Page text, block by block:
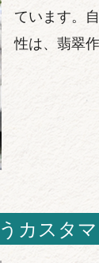
ています。
性は、翡翠
カスタ